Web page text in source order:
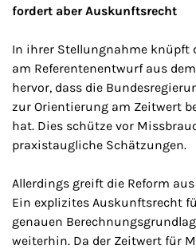
fordert aber Auskunftsrecht
In ihrer Stellungnahme knüpft
am Referentenentwurf aus
hervor, dass die
zur Orientierung am Zeitwert
hat. Dies schütze vor
praxistaugliche Schätzungen.
Allerdings greift die Reform
Ein explizites Auskunftsrecht
genauen
weiterhin. Da der Zeitwert für